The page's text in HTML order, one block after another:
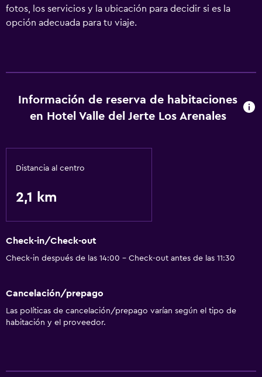
fotos, los servicios y la ubicación para decidir si es la
opción adecuada para tu viaje.
Información de reserva de habitaciones
en Hotel Valle del Jerte Los Arenales
Distancia al centro
2,1 km
Check-in/Check-out
Check-in después de las 14:00 - Check-out antes de las 11:30
Cancelación/prepago
Las políticas de cancelación/prepago varían según el tipo de
habitación y el proveedor.